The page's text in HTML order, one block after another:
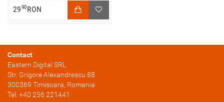
2990RON
Contact
Eastern Digital SRL
Str. Grigore Alexandrescu 88
300369 Timisoara, Romania
Tel: +40 256 221441